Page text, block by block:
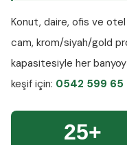
Konut, daire, ofis ve
cam, krom/siyah/gold
kapasitesiyle her
keşif için: 0542 599 65
25+